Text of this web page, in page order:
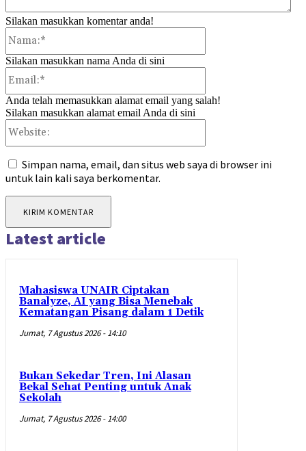
Silakan masukkan komentar anda!
Silakan masukkan nama Anda di sini
Anda telah memasukkan alamat email yang salah!
Silakan masukkan alamat email Anda di sini
Simpan nama, email, dan situs web saya di browser ini
untuk lain kali saya berkomentar.
Latest article
Mahasiswa UNAIR Ciptakan
Banalyze, AI yang Bisa Menebak
Kematangan Pisang dalam 1 Detik
Jumat, 7 Agustus 2026 - 14:10
Bukan Sekedar Tren, Ini Alasan
Bekal Sehat Penting untuk Anak
Sekolah
Jumat, 7 Agustus 2026 - 14:00